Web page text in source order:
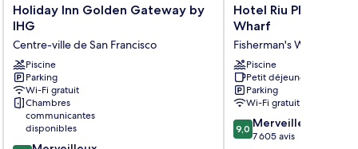
Holiday
Inn
Gateway
by
IHG
Centre-
ville
Holiday Inn Golden Gateway by
IHG
Centre-ville de San Francisco
Piscine
Parking
Wi-Fi gratuit
Chambres
communicantes
disponibles
Hotel
Riu
Fisherman's
Wharf
Fisherman's
Wharf
(jetée)
Hotel Riu Plaza
Wharf
Fisherman's Wharf
Piscine
Petit déjeuner gratuit
Parking
Wi-Fi gratuit
9.0
sur
9,0 Merveilleux
7 605 avis